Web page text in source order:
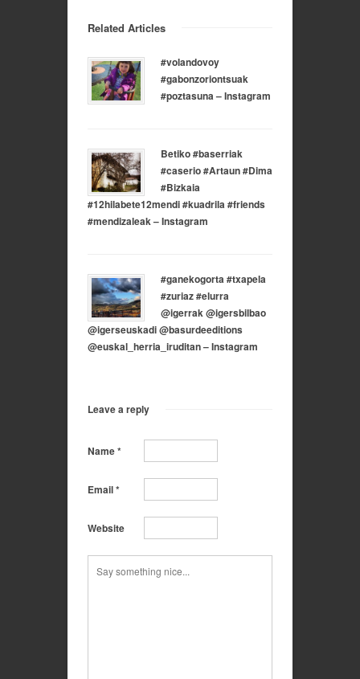
Related Articles
#volandovoy
#gabonzoriontsuak
#poztasuna – Instagram
Betiko #baserriak
#caserio #Artaun #Dima
#Bizkaia
#12hilabete12mendi #kuadrila #friends
#mendizaleak – Instagram
#ganekogorta #txapela
#zuriaz #elurra
@igerrak @igersbilbao
@igerseuskadi @basurdeeditions
@euskal_herria_iruditan – Instagram
Leave a reply
Name*
Email*
Website